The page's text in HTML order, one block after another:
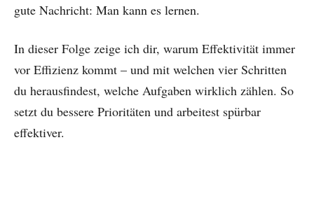
gute Nachricht: Man kann es lernen.
In dieser Folge zeige ich dir, warum Effektivität immer
vor Effizienz kommt – und mit welchen vier Schritten
du herausfindest, welche Aufgaben wirklich zählen. So
setzt du bessere Prioritäten und arbeitest spürbar
effektiver.